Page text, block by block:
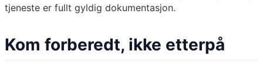
tjeneste er fullt gyldig dokumentasjon.
Kom forberedt, ikke etterpå